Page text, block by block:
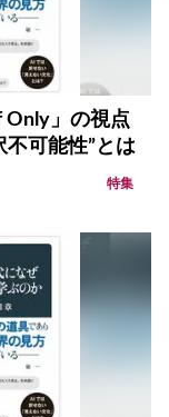
Only」の視点
可能性”とは
特集